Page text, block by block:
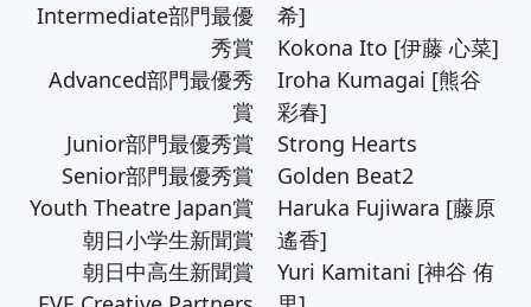
Intermediate部門最優
秀賞
Advanced部門最優秀
賞
Junior部門最優秀賞
Senior部門最優秀賞
Youth Theatre Japan賞
朝日小学生新聞賞
朝日中高生新聞賞
希]
Kokona Ito [伊藤 心菜]
Iroha Kumagai [熊谷
彩春]
Strong Hearts
Golden Beat2
Haruka Fujiwara [藤原
遙香]
Yuri Kamitani [神谷 侑